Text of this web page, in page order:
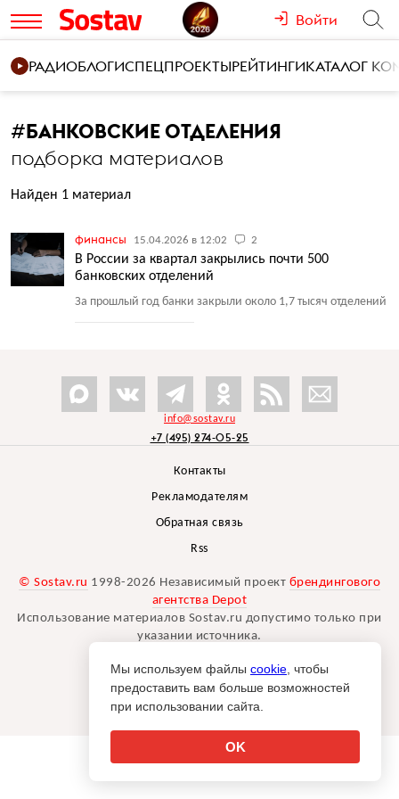
Войти
РАДИОБЛОГИСПЕЦПРОЕКТЫРЕЙТИНГИКАТАЛОГ
#БАНКОВСКИЕ ОТДЕЛЕНИЯ
подборка материалов
Найден 1 материал
финансы 15.04.2026 в 12:02 2
В России за квартал закрылись почти 500
банковских отделений
За прошлый год банки закрыли около 1,7 тысяч отделений
info@sostav.ru
+7 (495) 274-05-25
Контакты
Рекламодателям
Обратная связь
Rss
© Sostav.ru 1998-2026 Независимый проект брендингового
агентства Depot
Использование материалов Sostav.ru допустимо только при
указании источника.
18+
Мы используем файлы cookie , чтобы
предоставить вам больше возможностей
при использовании сайта.
OK